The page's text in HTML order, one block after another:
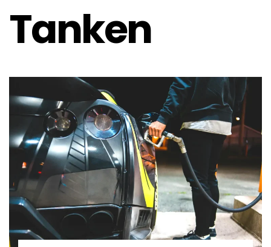
Tanken